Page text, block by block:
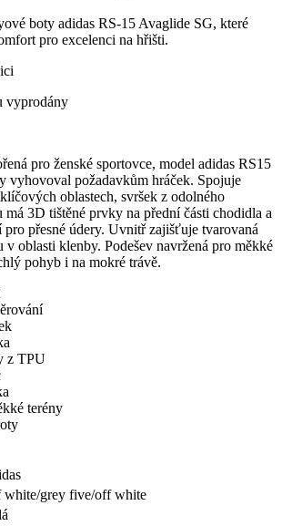
boty adidas RS-15 Avaglide SG, které
pro excelenci na hřišti.
vyprodány
pro ženské sportovce, model adidas RS15
vyhovoval požadavkům hráček. Spojuje
oblastech, svršek z odolného
má 3D tištěné prvky na přední části chodidla a
pro přesné údery. Uvnitř zajišťuje tvarovaná
v oblasti klenby. Podešev navržená pro měkké
pohyb i na mokré trávě.
z TPU
terény
white/grey five/off white